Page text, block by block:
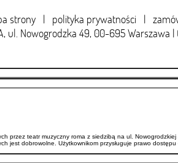
strony | polityka prywatności |
ul. Nowogrodzka 49, 00-695 Warszawa |
przez teatr muzyczny roma z siedzibą na ul.
jest dobrowolne. Użytkownikom przysługuje prawo